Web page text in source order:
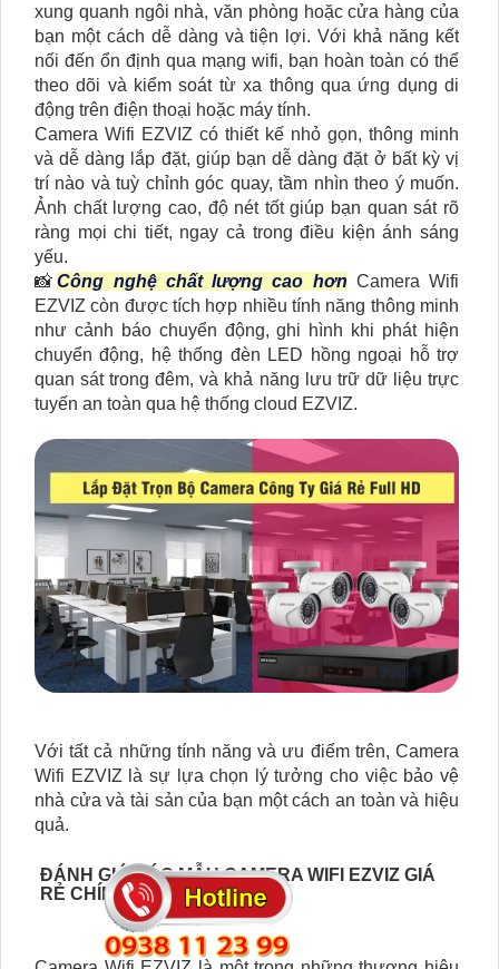
xung quanh ngôi nhà, văn phòng hoặc cửa hàng của
bạn một cách dễ dàng và tiện lợi. Với khả năng kết
nối đến ổn định qua mạng wifi, bạn hoàn toàn có thể
theo dõi và kiểm soát từ xa thông qua ứng dụng di
động trên điện thoại hoặc máy tính.
Camera Wifi EZVIZ có thiết kế nhỏ gọn, thông minh
và dễ dàng lắp đặt, giúp bạn dễ dàng đặt ở bất kỳ vị
trí nào và tuỳ chỉnh góc quay, tầm nhìn theo ý muốn.
Ảnh chất lượng cao, độ nét tốt giúp bạn quan sát rõ
ràng mọi chi tiết, ngay cả trong điều kiện ánh sáng
yếu.
📸Công nghệ chất lượng cao hơn Camera Wifi
EZVIZ còn được tích hợp nhiều tính năng thông minh
như cảnh báo chuyển động, ghi hình khi phát hiện
chuyển động, hệ thống đèn LED hồng ngoại hỗ trợ
quan sát trong đêm, và khả năng lưu trữ dữ liệu trực
tuyến an toàn qua hệ thống cloud EZVIZ.
Với tất cả những tính năng và ưu điểm trên, Camera
Wifi EZVIZ là sự lựa chọn lý tưởng cho việc bảo vệ
nhà cửa và tài sản của bạn một cách an toàn và hiệu
quả.
ĐÁNH GIÁ CÁC MẪU CAMERA WIFI EZVIZ GIÁ
RẺ CHÍNH HÃNG